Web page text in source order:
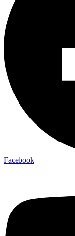
Facebook